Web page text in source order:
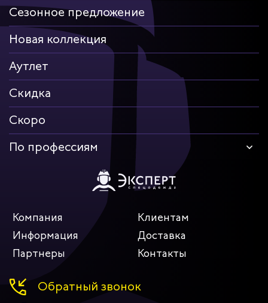
Сезонное предложение
Новая коллекция
Аутлет
Скидка
Скоро
По профессиям
Компания
Клиентам
Информация
Доставка
Партнеры
Контакты
Обратный звонок